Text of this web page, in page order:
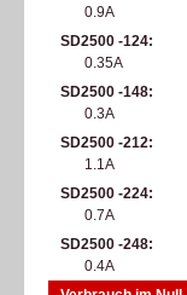
0.9A
SD2500 -124
0.35A
SD2500 -148
0.3A
SD2500 -212
1.1A
SD2500 -224
0.7A
SD2500 -248
0.4A